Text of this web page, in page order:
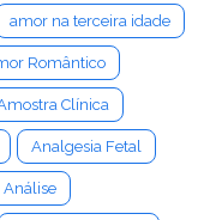
amor na terceira idade
Romântico
Clínica
Analgesia Fetal
Análise